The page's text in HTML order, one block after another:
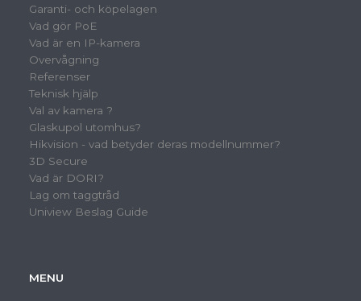
Garanti- och köpelagen
Vad gör PoE
Vad är en IP-kamera
Overvågning
Referenser
Teknisk hjälp
Val av kamera ?
Glaskupol utomhus?
Hikvision - vad betyder deras modellnummer?
3D Secure
Vad är DORI?
Lag om taggtråd
Uniview Beslag Guide
MENU